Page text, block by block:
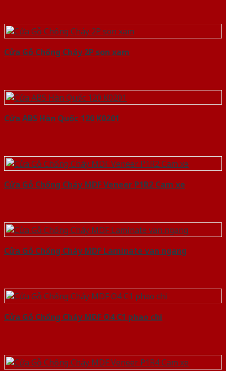
Cửa Gỗ Chống Cháy 2P son xam
Cửa ABS Hàn Quốc 120 K0201
Cửa Gỗ Chống Cháy MDF Veneer P1R2 Cam xe
Cửa Gỗ Chống Cháy MDF Laminate van ngang
Cửa Gỗ Chống Cháy MDF O4 C1 phao chi